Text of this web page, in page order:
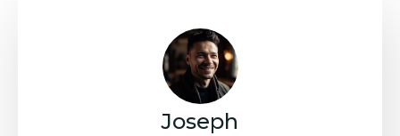
Joseph